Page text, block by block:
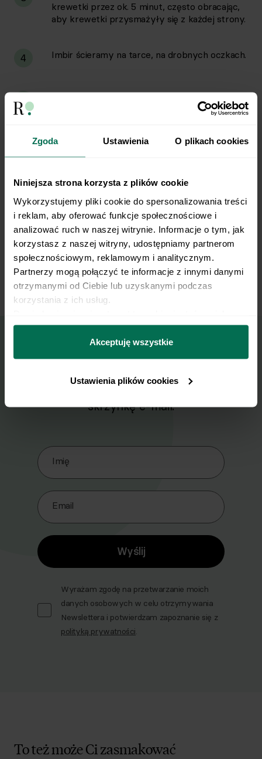
Zgoda Ustawienia O plikach cookies
Niniejsza strona korzysta z plików cookie
Wykorzystujemy pliki cookie do spersonalizowania treści
i reklam, aby oferować funkcje społecznościowe i
analizować ruch w naszej witrynie. Informacje o tym, jak
korzystasz z naszej witryny, udostępniamy partnerom
społecznościowym, reklamowym i analitycznym.
Partnerzy mogą połączyć te informacje z innymi danymi
otrzymanymi od Ciebie lub uzyskanymi podczas
korzystania z ich usług.
można się z nami skontaktować i w jaki sposób
przetwarzamy dane osobowe w ramach
prywatności.
Akceptuję wszystkie
Ustawienia plików cookies
krewetki przez ok. 5 minut, często obracając,
aby krewetki przysmażyły się z każdej strony.
4 Imbir ścieramy na tarce, na drobnych oczkach.
5
Ogórek kroimy w plastry, marchewkę i
7
W misce umieszczamy ryż, następnie
polewamy przygotowanym sosem. Na ryżu
układamy pokrojone warzywa, awokado oraz
krewetki.
8
Gotowe danie posypujemy posiekaną kolendrą
i sezamem.
Wyślij przepis na e-mail
Nasze najlepsze przepisy, prosto na Twoja
skrzynkę e-mail.
Zapisz się do naszego Newslettera
Imię
Email
Wyślij
Wyrażam zgodę na przetwarzanie moich
danych osobowych w celu otrzymywania
Newslettera i potwierdzam zapoznanie się z
polityką prywatności.
To też może Ci zasmakować